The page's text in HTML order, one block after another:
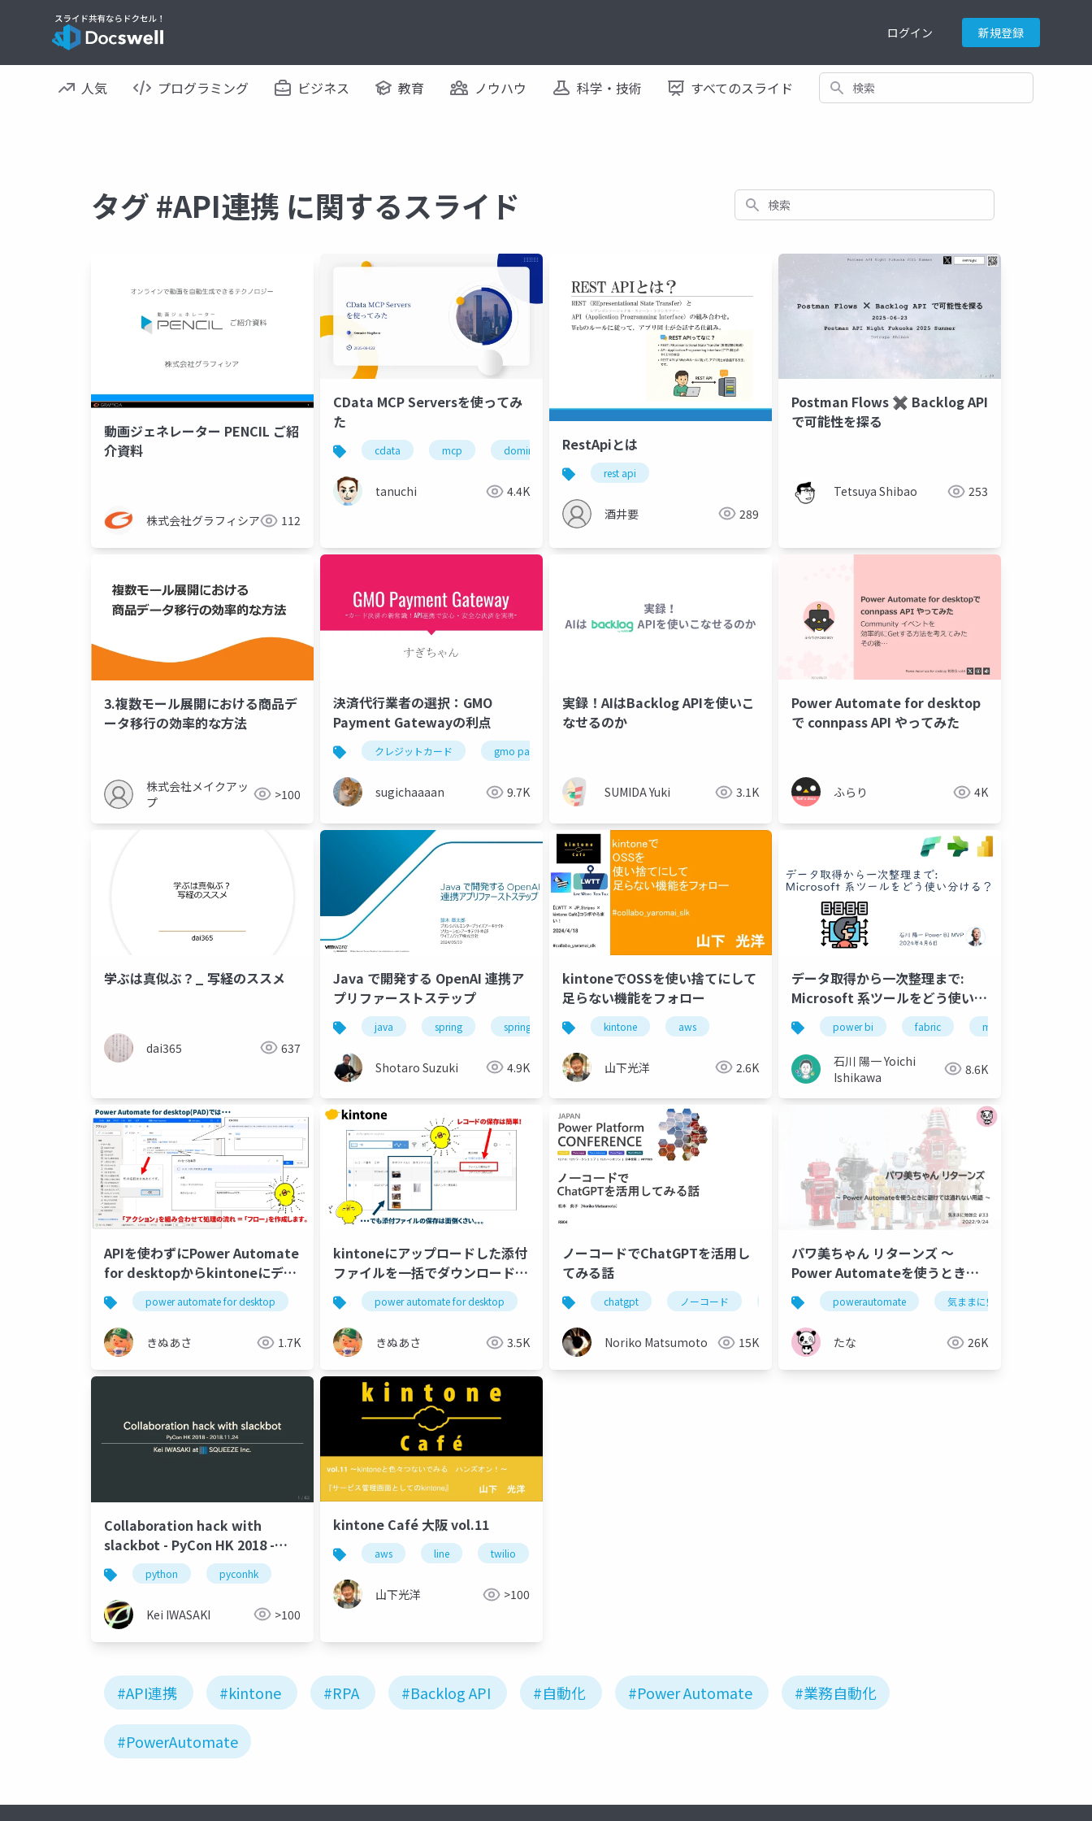
ログイン 新規登録
人気 プログラミング ビジネス 教育 ノウハウ 科学・技術 すべてのスライド 検索
タグ #API連携 に関するスライド 検索
動画ジェネレーター PENCIL ご紹
介資料
株式会社グラフィシア 112
CData MCP Serversを使ってみ
た
cdata mcp domino hcl
tanuchi 4.4K
RestApiとは
rest api
酒井要 289
Postman Flows ✖️ Backlog API
で可能性を探る
Tetsuya Shibao 253
3.複数モール展開における商品デ
ータ移行の効率的な方法
株式会社メイクアッ
プ
>100
決済代行業者の選択：GMO
Payment Gatewayの利点
クレジットカード gmo payment gateway
sugichaaaan 9.7K
実録！AIはBacklog APIを使いこ
なせるのか
SUMIDA Yuki 3.1K
Power Automate for desktop
で connpass API やってみた
ふらり 4K
学ぶは真似ぶ？_ 写経のススメ
dai365 637
Java で開発する OpenAI 連携ア
プリファーストステップ
java spring spring boot java21 spring ai github copilot github copilot chat
Shotaro Suzuki 4.9K
kintoneでOSSを使い捨てにして
足らない機能をフォロー
kintone aws
山下光洋 2.6K
データ取得から一次整理まで:
Microsoft 系ツールをどう使い分
ける？power bi fabric microsoft fabric
石川 陽一 Yoichi
Ishikawa
8.6K
APIを使わずにPower Automate
for desktopからkintoneにデー
タを登録する方法の紹介
power automate for desktop pad pa4d kintone
きぬあさ 1.7K
kintoneにアップロードした添付
ファイルを一括でダウンロードす
るPower Automate for
desktopフローの紹介
power automate for desktop pad pa4d kintone
きぬあさ 3.5K
ノーコードでChatGPTを活用し
てみる話
chatgpt ノーコード power automate
Noriko Matsumoto 15K
パワ美ちゃん リターンズ ～
Power Automateを使うときに
避けては通れない用語 ～
powerautomate 気ままに勉強会
たな 26K
Collaboration hack with
slackbot - PyCon HK 2018 -
2018.11.24
python pyconhk
Kei IWASAKI >100
kintone Café 大阪 vol.11
aws line twilio
山下光洋 >100
#API連携 #kintone #RPA #Backlog API #自動化 #Power Automate #業務自動化
#PowerAutomate